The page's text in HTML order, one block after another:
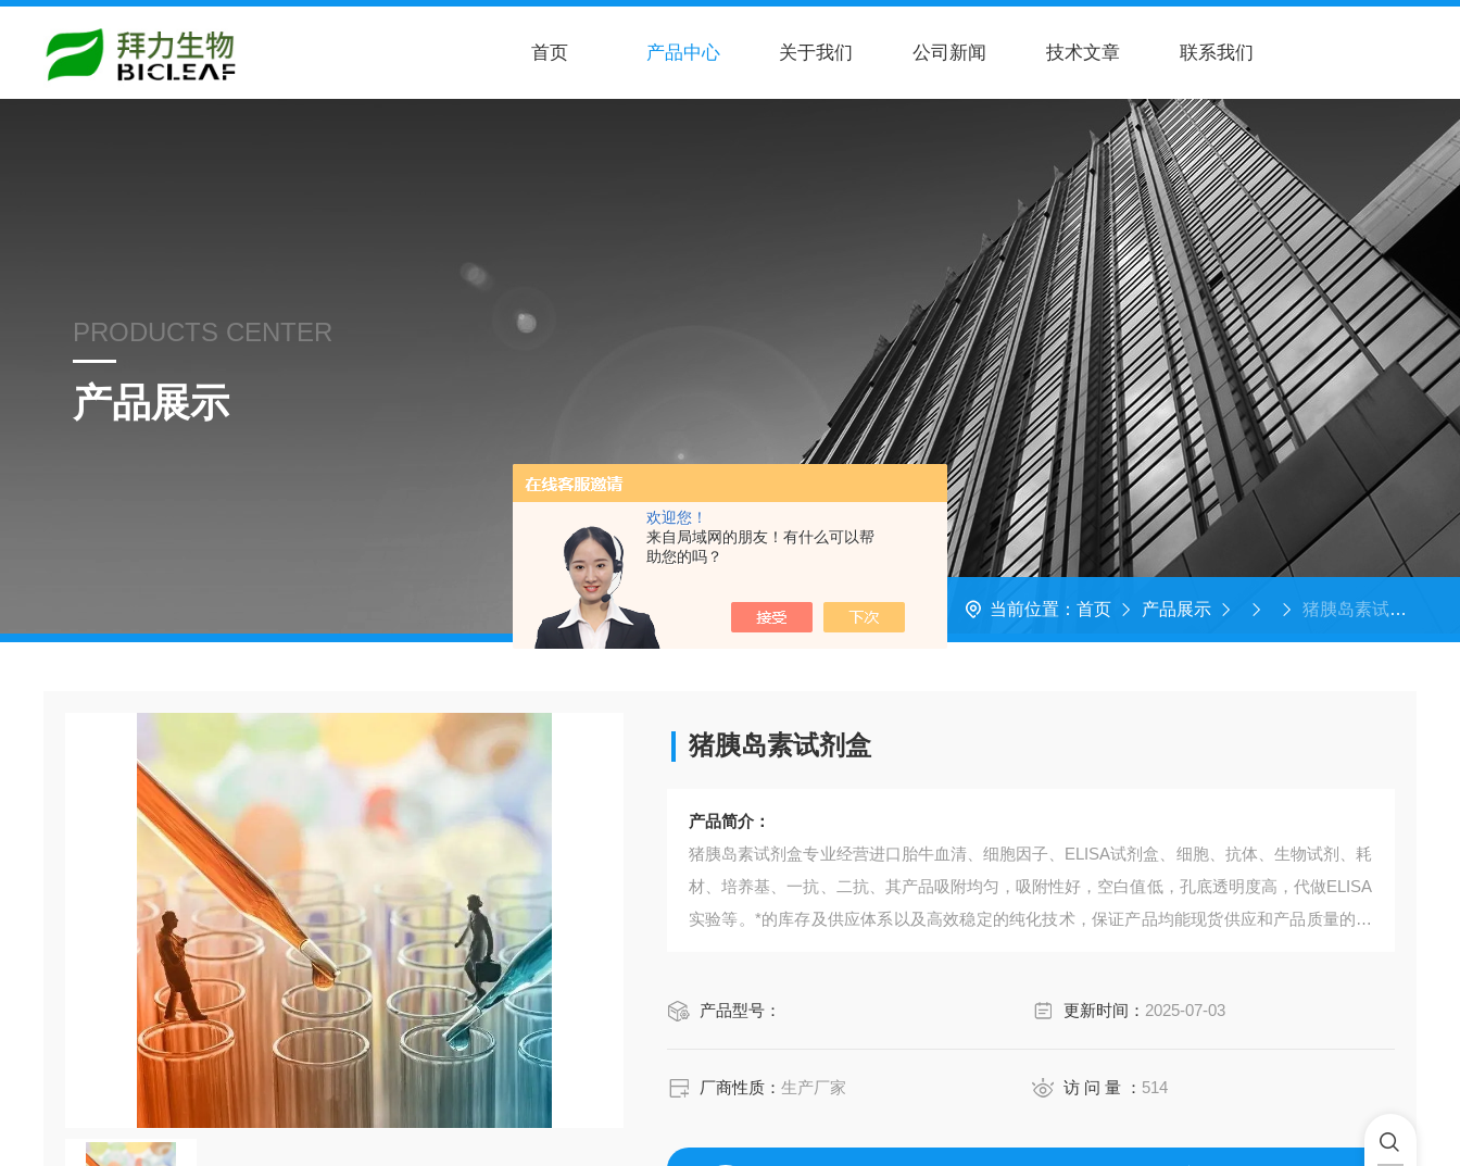
欢迎您！
来自局域网的朋友！有什么可以帮
助您的吗？
首页 产品中心 关于我们 公司新闻 技术文章 联系我们
PRODUCTS CENTER
产品展示
当前位置： 首页 产品展示 猪胰岛素试剂盒​
猪胰岛素试剂盒​
产品简介：
猪胰岛素试剂盒​专业经营进口胎牛血清、细胞因子、ELISA试剂盒、细胞、抗体、生物试剂、耗
材、培养基、一抗、二抗、其产品吸附均匀，吸附性好，空白值低，孔底透明度高，代做ELISA
实验等。*的库存及供应体系以及高效稳定的纯化技术，保证产品均能现货供应和产品质量的稳
产品型号： 更新时间： 2025-07-03
厂商性质：生产厂家 访 问 量 ： 514